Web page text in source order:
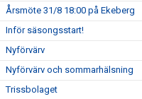
Årsmöte 31/8 18:00 på Ekeberg
Inför säsongsstart!
Nyförvärv
Nyförvärv och sommarhälsning
Trissbolaget